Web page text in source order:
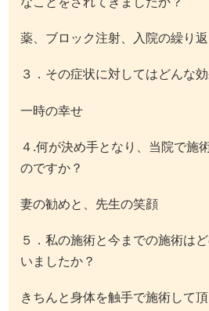
薬、ブロック注射、入院の繰り返
３．その症状に対してはどんな
一時の幸せ
４.何が決め手となり、当院で施
のですか？
妻の勧めと、先生の笑顔
５．私の施術と今までの施術は
いましたか？
きちんと身体を触手で施術して